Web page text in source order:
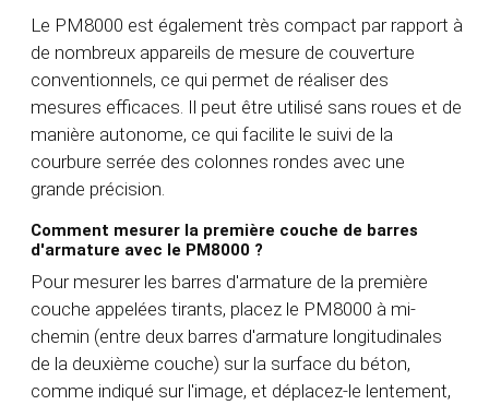
Le PM8000 est également très compact par rapport à
de nombreux appareils de mesure de couverture
conventionnels, ce qui permet de réaliser des
mesures efficaces. Il peut être utilisé sans roues et de
manière autonome, ce qui facilite le suivi de la
courbure serrée des colonnes rondes avec une
grande précision.
Comment mesurer la première couche de barres
d'armature avec le PM8000 ?
Pour mesurer les barres d'armature de la première
couche appelées tirants, placez le PM8000 à mi-
chemin (entre deux barres d'armature longitudinales
de la deuxième couche) sur la surface du béton,
comme indiqué sur l'image, et déplacez-le lentement,